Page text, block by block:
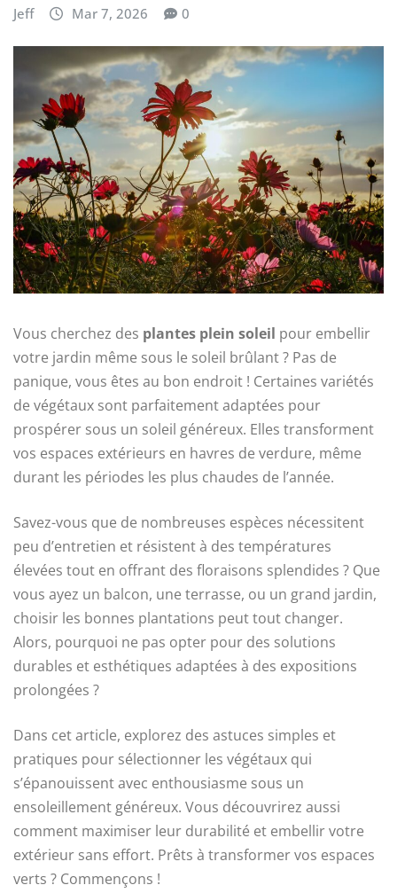
Jeff Mar 7, 2026 0
Vous cherchez des plantes plein soleil pour embellir
votre jardin même sous le soleil brûlant ? Pas de
panique, vous êtes au bon endroit ! Certaines variétés
de végétaux sont parfaitement adaptées pour
prospérer sous un soleil généreux. Elles transforment
vos espaces extérieurs en havres de verdure, même
durant les périodes les plus chaudes de l’année.
Savez-vous que de nombreuses espèces nécessitent
peu d’entretien et résistent à des températures
élevées tout en offrant des floraisons splendides ? Que
vous ayez un balcon, une terrasse, ou un grand jardin,
choisir les bonnes plantations peut tout changer.
Alors, pourquoi ne pas opter pour des solutions
durables et esthétiques adaptées à des expositions
prolongées ?
Dans cet article, explorez des astuces simples et
pratiques pour sélectionner les végétaux qui
s’épanouissent avec enthousiasme sous un
ensoleillement généreux. Vous découvrirez aussi
comment maximiser leur durabilité et embellir votre
extérieur sans effort. Prêts à transformer vos espaces
verts ? Commençons !